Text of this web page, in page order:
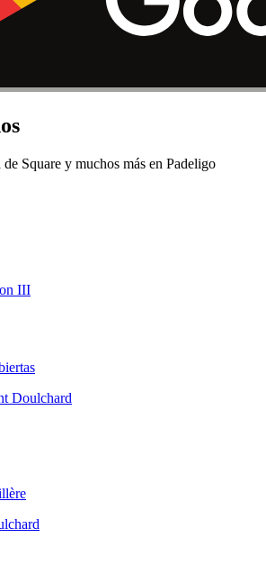
Square y muchos más en Padeligo
III
Doulchard